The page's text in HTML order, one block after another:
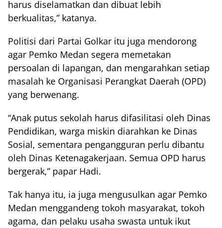
harus diselamatkan dan dibuat lebih
berkualitas,” katanya.
Politisi dari Partai Golkar itu juga mendorong
agar Pemko Medan segera memetakan
persoalan di lapangan, dan mengarahkan setiap
masalah ke Organisasi Perangkat Daerah (OPD)
yang berwenang.
“Anak putus sekolah harus difasilitasi oleh Dinas
Pendidikan, warga miskin diarahkan ke Dinas
Sosial, sementara pengangguran perlu dibantu
oleh Dinas Ketenagakerjaan. Semua OPD harus
bergerak,” papar Hadi.
Tak hanya itu, ia juga mengusulkan agar Pemko
Medan menggandeng tokoh masyarakat, tokoh
agama, dan pelaku usaha swasta untuk ikut